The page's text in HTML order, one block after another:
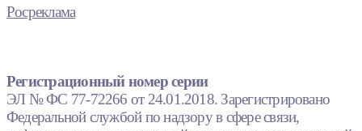
Росреклама
Регистрационный номер серии
ЭЛ № ФС 77-72266 от 24.01.2018. Зарегистрировано
Федеральной службой по надзору в сфере связи,